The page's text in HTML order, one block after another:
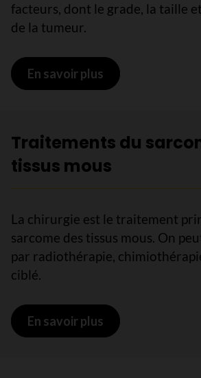
facteurs, dont le grade, la taille
de la tumeur.
En savoir plus sur Pronostic et
Traitements du
tissus mous
La chirurgie est le traitement
sarcome des tissus mous. On
par radiothérapie,
ciblé.
En savoir plus sur Traitements